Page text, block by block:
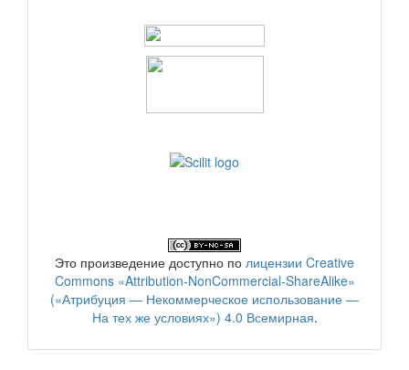
Это произведение доступно по лицензии Creative
Commons «Attribution-NonCommercial-ShareAlike»
(«Атрибуция — Некоммерческое использование —
На тех же условиях») 4.0 Всемирная.